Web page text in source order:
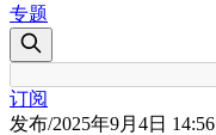
专题
订阅
发布/2025年9月4日 14:56